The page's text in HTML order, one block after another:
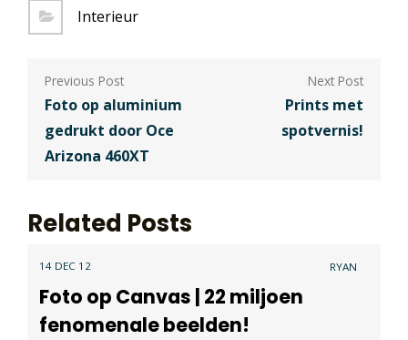
Interieur
Berichtnavigatie
Foto op aluminium
gedrukt door Oce
Arizona 460XT
Prints met
spotvernis!
Related Posts
14 DEC 12 RYAN
Foto op Canvas | 22 miljoen
fenomenale beelden!